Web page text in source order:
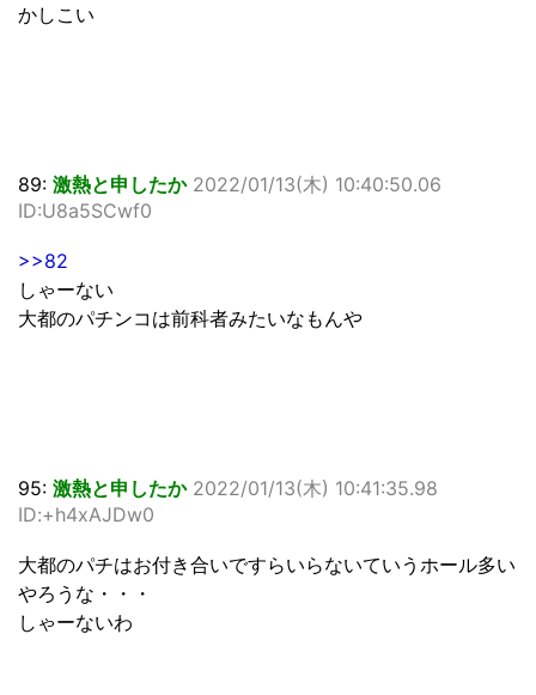
かしこい
89: 激熱と申したか 2022/01/13(木) 10:40:50.06
ID:U8a5SCwf0
>>82
しゃーない
大都のパチンコは前科者みたいなもんや
95: 激熱と申したか 2022/01/13(木) 10:41:35.98
ID:+h4xAJDw0
大都のパチはお付き合いですらいらないていうホール多い
やろうな・・・
しゃーないわ